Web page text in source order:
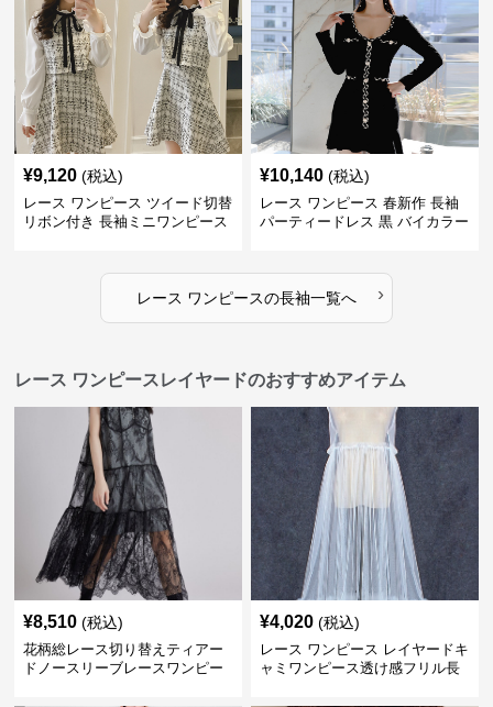
¥9,120 (税込)
レース ワンピース ツイード切替
リボン付き 長袖ミニワンピース
¥10,140 (税込)
レース ワンピース 春新作 長袖
パーティードレス 黒 バイカラー
レース ワンピースの長袖一覧へ ›
レース ワンピースレイヤードのおすすめアイテム
¥8,510 (税込)
花柄総レース切り替えティアー
ドノースリーブレースワンピー
¥4,020 (税込)
レース ワンピース レイヤードキ
ャミワンピース透け感フリル長